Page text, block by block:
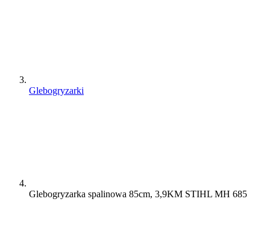
Glebogryzarki
Glebogryzarka spalinowa 85cm, 3,9KM STIHL MH 685